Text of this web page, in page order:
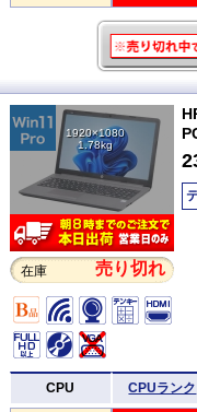
1920×1080
1.78kg
在庫 売り切れ
CPU CPUランク